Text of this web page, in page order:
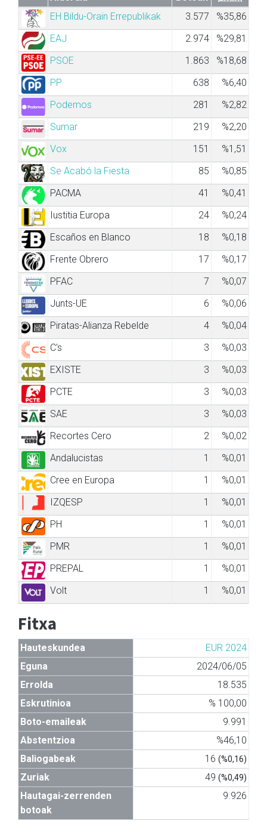
EH Bildu-Orain Errepublikak
3.577
%35,86
EAJ
2.974
%29,81
PSOE
1.863
%18,68
PP
638
%6,40
Podemos
281
%2,82
Sumar
219
%2,20
Vox
151
%1,51
Se Acabó la Fiesta
85
%0,85
PACMA
41
%0,41
Iustitia Europa
24
%0,24
Escaños en Blanco
18
%0,18
Frente Obrero
17
%0,17
PFAC
7
%0,07
Junts-UE
6
%0,06
Piratas-Alianza Rebelde
4
%0,04
C's
3
%0,03
EXISTE
3
%0,03
PCTE
3
%0,03
SAE
3
%0,03
Recortes Cero
2
%0,02
Andalucistas
1
%0,01
Cree en Europa
1
%0,01
IZQESP
1
%0,01
PH
1
%0,01
PMR
1
%0,01
PREPAL
1
%0,01
Volt
1 %0,01
Fitxa
Hauteskundea
EUR 2024
Eguna
2024/06/05
Errolda
18.535
Eskrutinioa
% 100,00
Boto-emaileak
9.991
Abstentzioa
%46,10
Baliogabeak
16 (%0,16)
Zuriak 49 (%0,49)
Hautagai-zerrenden
botoak
9.926